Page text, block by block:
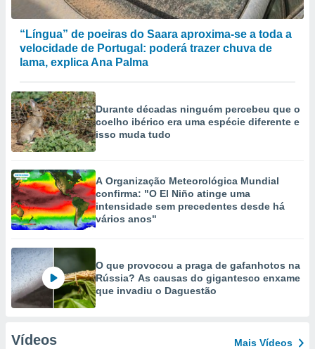
“Língua” de poeiras do Saara aproxima-se a toda a
velocidade de Portugal: poderá trazer chuva de
lama, explica Ana Palma
Durante décadas ninguém percebeu que o
coelho ibérico era uma espécie diferente e
isso muda tudo
A Organização Meteorológica Mundial
confirma: "O El Niño atinge uma
intensidade sem precedentes desde há
vários anos"
O que provocou a praga de gafanhotos na
Rússia? As causas do gigantesco enxame
que invadiu o Daguestão
Vídeos Mais Vídeos